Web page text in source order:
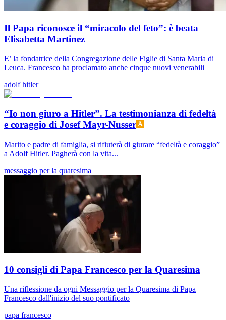
Il Papa riconosce il “miracolo del feto”: è beata
Elisabetta Martinez
E’ la fondatrice della Congregazione delle Figlie di Santa Maria di
Leuca. Francesco ha proclamato anche cinque nuovi venerabili
adolf hitler
“Io non giuro a Hitler”. La testimonianza di fedeltà
e coraggio di Josef Mayr-Nusser
Marito e padre di famiglia, si rifiuterà di giurare “fedeltà e coraggio”
a Adolf Hitler. Pagherà con la vita...
messaggio per la quaresima
10 consigli di Papa Francesco per la Quaresima
Una riflessione da ogni Messaggio per la Quaresima di Papa
Francesco dall'inizio del suo pontificato
papa francesco